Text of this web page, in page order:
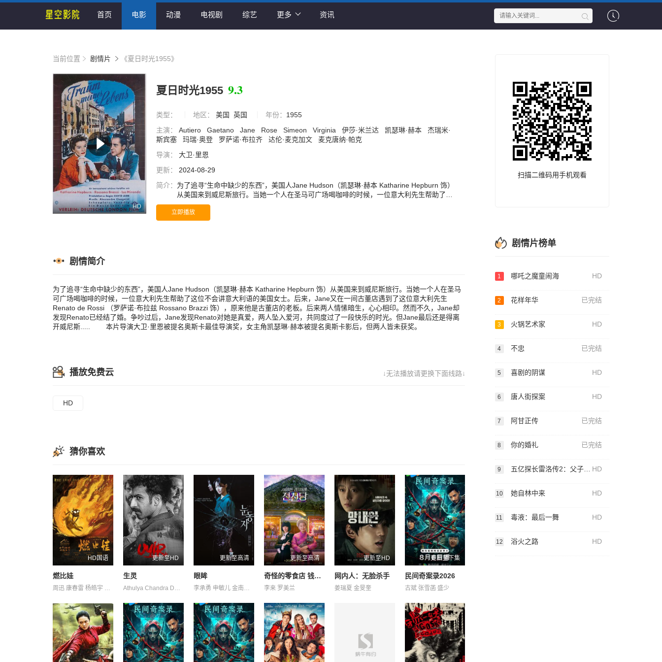
首页 电影 动漫 电视剧 综艺 更多 资讯
当前位置 剧情片 《夏日时光1955》
HD
夏日时光1955 9.3
类型： 地区： 美国 英国 年份： 1955
主演：
Autiero Gaetano Jane Rose Simeon Virginia 伊莎·米兰达 凯瑟琳·赫本
杰瑞米·
斯宾塞
玛瑞·奥登 罗萨诺·布拉齐 达伦·麦克加文
麦克唐纳·帕克
导演：
大卫·里恩
更新：
2024-08-29
简介： 为了追寻“生命中缺少的东西”，美国人Jane Hudson（凯瑟琳·赫本 Katharine Hepburn 饰）
从美国来到威尼斯旅行。当她一个人在圣马可广场喝咖啡的时候，一位意大利先生帮助了这
位不会讲意大利语的美国女士。后来，Jane又在一间古董店遇到了这位意大利先生Renato
de Rossi （罗萨诺·布拉兹 Rossano Brazzi 饰），原来他是古董店的老板。后来两人情愫暗
生，心心相印。然而不久，Jane却发现Renato已经结了婚。争吵过后，Jane发现Renato对
立即播放
剧情简介
为了追寻“生命中缺少的东西”，美国人Jane Hudson（凯瑟琳·赫本 Katharine Hepburn 饰）从美国来到威尼斯旅行。当她一个人在圣马
可广场喝咖啡的时候，一位意大利先生帮助了这位不会讲意大利语的美国女士。后来，Jane又在一间古董店遇到了这位意大利先生
Renato de Rossi （罗萨诺·布拉兹 Rossano Brazzi 饰），原来他是古董店的老板。后来两人情愫暗生，心心相印。然而不久，Jane却
发现Renato已经结了婚。争吵过后，Jane发现Renato对她是真爱，两人坠入爱河，共同度过了一段快乐的时光。但Jane最后还是得离
开威尼斯..... 本片导演大卫·里恩被提名奥斯卡最佳导演奖，女主角凯瑟琳·赫本被提名奥斯卡影后，但两人皆未获奖。
↓无法播放请更换下面线路↓
播放免费云
HD
猜你喜欢
HD国语
燃比娃
周迅 康春雷 杨皓宇 贝伊勒
更新至HD
生灵
Athulya Chandra David Divya M. Menon Nair Shruthy Thattil Vineeth 维诺德·萨加尔 罗尚·马修 苏迪普 赛亚米·凯尔
更新至高清
眼眸
李承勇 申敏儿 金南熙 金英雅
更新至高清
奇怪的零食店 钱天堂
李来 罗美兰
更新至HD
网内人：无脸杀手
姜瑞夏 金旻奎
更新至下集
民间奇案录2026
古斌 张雪菡 盛少
扫描二维码用手机观看
剧情片榜单
1 哪吒之魔童闹海 HD
2 花样年华 已完结
3 火锅艺术家 HD
4 不忠 已完结
5 喜剧的阴谋 HD
6 唐人街探案 HD
7 阿甘正传 已完结
8 你的婚礼 已完结
9 五亿探长雷洛传2：父子情仇粤语 HD
10 她自林中来 HD
11 毒液：最后一舞 HD
12 浴火之路 HD